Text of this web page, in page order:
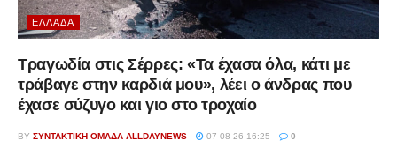
ΕΛΛΆΔΑ
Τραγωδία στις Σέρρες: «Τα έχασα όλα, κάτι με
τράβαγε στην καρδιά μου», λέει ο άνδρας που
έχασε σύζυγο και γιο στο τροχαίο
BY ΣΥΝΤΑΚΤΙΚΉ ΟΜΆΔΑ ALLDAYNEWS 07-08-26 16:25 0